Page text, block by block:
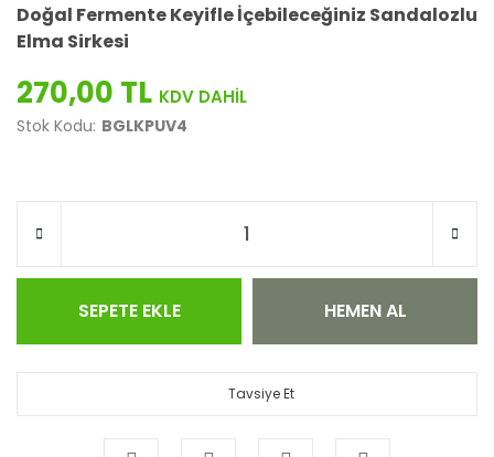
Doğal Fermente Keyifle İçebileceğiniz Sandalozlu
Elma Sirkesi
270,00 TL
Stok Kodu: BGLKPUV4
SEPETE EKLE HEMEN AL
Tavsiye Et